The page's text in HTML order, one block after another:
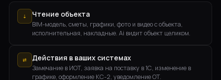
⇣ Чтение объекта
BIM-модель, сметы, графики, фото и видео с объекта,
исполнительная, накладные. Ai видит объект целиком.
⇄ Действия в ваших системах
Замечание в ИОТ, заявка на поставку в 1С, изменение в
графике, оформление КС-2, уведомление ОТ.